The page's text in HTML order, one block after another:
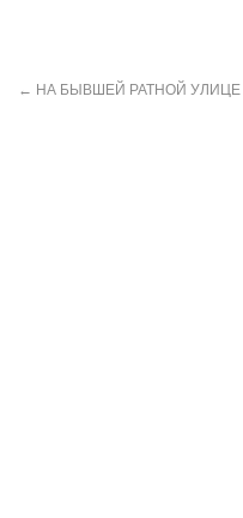
← НА БЫВШЕЙ РАТНОЙ УЛИЦЕ